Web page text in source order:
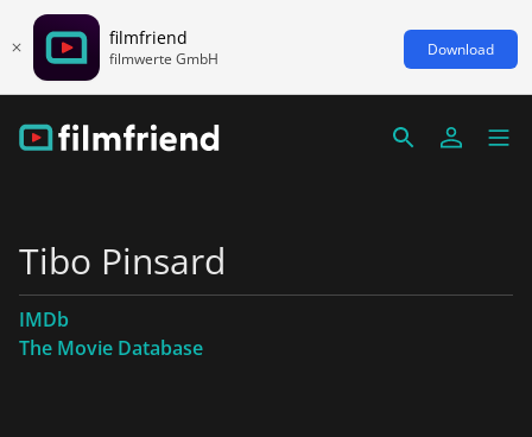
filmfriend
filmwerte GmbH Download
Tibo Pinsard
IMDb
The Movie Database